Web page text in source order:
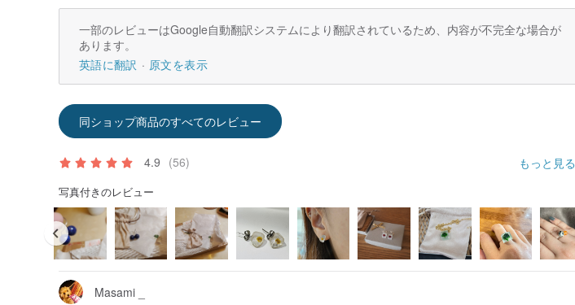
一部のレビューはGoogle自動翻訳システムにより翻訳されているため、内容が不完全な場合が
あります。
英語に翻訳
原文を表示
同ショップ商品のすべてのレビュー
4.9 (56) もっと見る
写真付きのレビュー
Masami _